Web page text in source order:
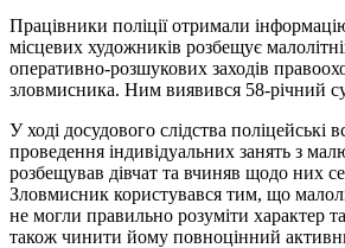
Працівники поліції отримали
місцевих художників розбещує
оперативно-розшукових заходів
зловмисника. Ним виявився 58-річний
У ході досудового слідства поліцейські
проведення індивідуальних занять з
розбещував дівчат та вчиняв щодо них
Зловмисник користувався тим, що
не могли правильно розуміти характер
також чинити йому повноцінний